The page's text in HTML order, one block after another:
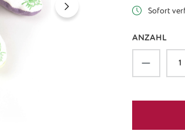
Sofort
ANZAHL